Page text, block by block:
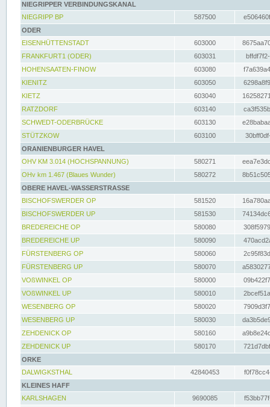
NIEGRIPPER VERBINDUNGSKANAL
NIEGRIPP BP
587500
ODER
EISENHÜTTENSTADT
603000
FRANKFURT1 (ODER)
603031
HOHENSAATEN-FINOW
603080
KIENITZ
603050
KIETZ
603040
RATZDORF
603140
SCHWEDT-ODERBRÜCKE
603130
STÜTZKOW
603100
ORANIENBURGER HAVEL
OHV KM 3.014 (HOCHSPANNUNG)
580271
OHv km 1.467 (Blaues Wunder)
580272
OBERE HAVEL-WASSERSTRASSE
BISCHOFSWERDER OP
581520
BISCHOFSWERDER UP
581530
BREDEREICHE OP
580080
BREDEREICHE UP
580090
FÜRSTENBERG OP
580060
FÜRSTENBERG UP
580070
VOßWINKEL OP
580000
VOßWINKEL UP
580010
WESENBERG OP
580020
WESENBERG UP
580030
ZEHDENICK OP
580160
ZEHDENICK UP
580170
ORKE
DALWIGKSTHAL
42840453
KLEINES HAFF
KARLSHAGEN
9690085